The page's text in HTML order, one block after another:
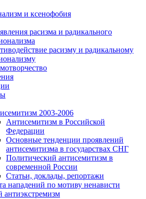
и ксенофобия
расизма и радикального
расизму и радикальному
2003-2006
Антисемитизм в Российской
Федерации
Основные тенденции проявлений
антисемитизма в государствах СНГ
Политический антисемитизм в
современной России
Статьи, доклады, репортажи
нападений по мотиву ненависти